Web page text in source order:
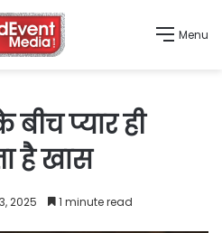
Menu
बीच प्यार ही
है खास
2025 1 minute read